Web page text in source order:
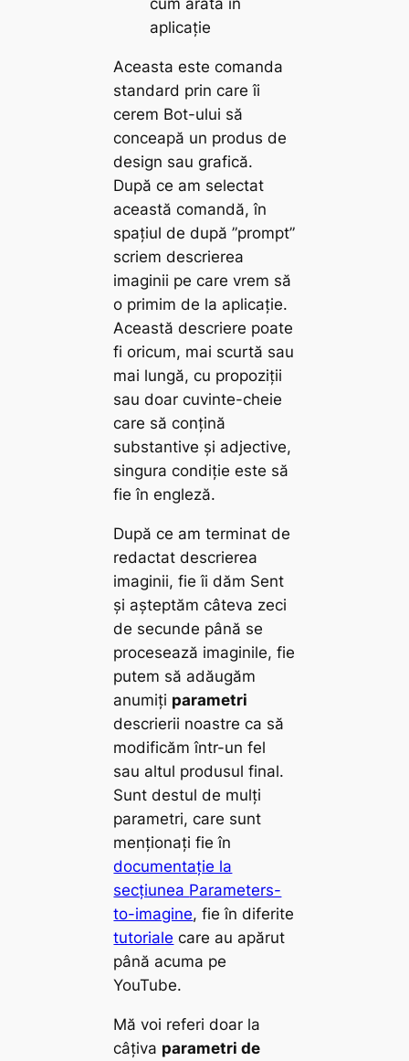
cum arată în
aplicație
Aceasta este comanda
standard prin care îi
cerem Bot-ului să
conceapă un produs de
design sau grafică.
După ce am selectat
această comandă, în
spațiul de după ”prompt”
scriem descrierea
imaginii pe care vrem să
o primim de la aplicație.
Această descriere poate
fi oricum, mai scurtă sau
mai lungă, cu propoziții
sau doar cuvinte-cheie
care să conțină
substantive și adjective,
singura condiție este să
fie în engleză.
După ce am terminat de
redactat descrierea
imaginii, fie îi dăm Sent
și așteptăm câteva zeci
de secunde până se
procesează imaginile, fie
putem să adăugăm
anumiți parametri
descrierii noastre ca să
modificăm într-un fel
sau altul produsul final.
Sunt destul de mulți
parametri, care sunt
menționați fie în
documentație la
secțiunea Parameters-
to-imagine, fie în diferite
tutoriale care au apărut
până acuma pe
YouTube.
Mă voi referi doar la
câțiva parametri de